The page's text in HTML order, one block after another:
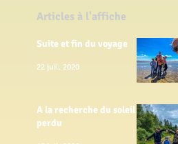
Articles à l'affiche
Suite et fin du voyage
22 juil. 2020
A la recherche du soleil
perdu